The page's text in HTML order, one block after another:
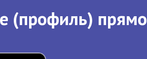
(профиль)